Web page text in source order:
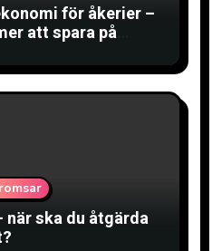
för åkerier –
att spara på
ska du åtgärda